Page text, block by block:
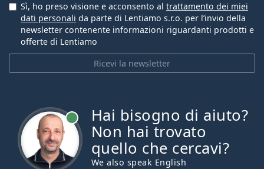
Ricevi la newsletter
Sì, ho preso visione e acconsento al trattamento dei miei
dati personali da parte di Lentiamo s.r.o. per l’invio della
newsletter contenente informazioni riguardanti prodotti e
offerte di Lentiamo
Hai bisogno di aiuto?
Non hai trovato
quello che cercavi?
We also speak English